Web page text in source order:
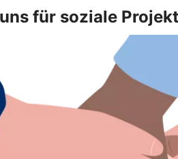
für soziale